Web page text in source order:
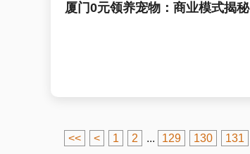
厦门0元领养宠物：商业模式揭秘
<< < 1 2 ... 129 130 131